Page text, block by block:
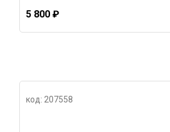
5 800 ₽
код: 207558